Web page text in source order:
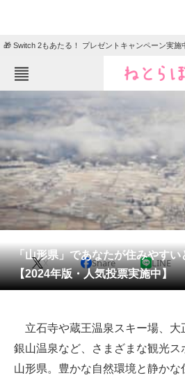
🎁 Switch 2もあたる！ プレゼントキャンペーン実施
TOP
エンタメ
グルメ 地域
住まい 教育
動物 リサ
会員記事
メディア
ITの今と未来を見通す
スマホと通信の最新トレンド
「山形県」であなたが住みやすい
【2024年版・人気投票実施中】
X Share LINE
立石寺や蔵王温泉スキー場、大
銀山温泉など、さまざまな観光ス
山形県。豊かな自然環境と静か